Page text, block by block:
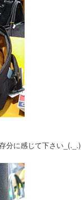
に感じて下さい_(._.)_